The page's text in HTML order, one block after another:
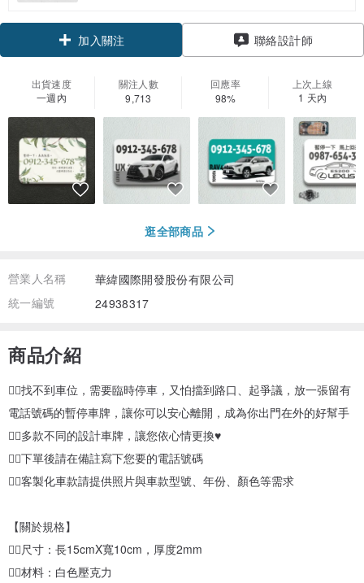
加入關注 聯絡設計師
出貨速度
一週內
關注人數
9,713
回應率
98%
上次上線
1 天內
逛全部商品
營業人名稱
華緯國際開發股份有限公司
統一編號
24938317
商品介紹
👉🏻找不到車位，需要臨時停車，又怕擋到路口、起爭議，放一張留有
電話號碼的暫停車牌，讓你可以安心離開，成為你出門在外的好幫手
👉🏻多款不同的設計車牌，讓您依心情更換♥
👉🏻下單後請在備註寫下您要的電話號碼
👉🏻客製化車款請提供照片與車款型號、年份、顏色等需求
【關於規格】
👉🏻尺寸：長15cmX寬10cm，厚度2mm
👉🏻材料：白色壓克力